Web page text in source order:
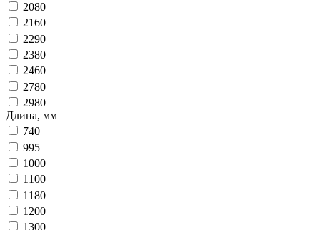
2080
2160
2290
2380
2460
2780
2980
Длина, мм
740
995
1000
1100
1180
1200
1300